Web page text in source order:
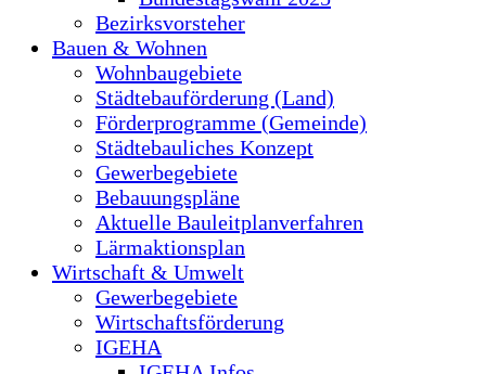
Bezirksvorsteher
Bauen & Wohnen
Wohnbaugebiete
Städtebauförderung (Land)
Förderprogramme (Gemeinde)
Städtebauliches Konzept
Gewerbegebiete
Bebauungspläne
Aktuelle Bauleitplanverfahren
Lärmaktionsplan
Wirtschaft & Umwelt
Gewerbegebiete
Wirtschaftsförderung
IGEHA